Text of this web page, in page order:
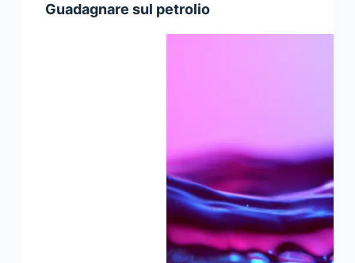
Guadagnare sul petrolio